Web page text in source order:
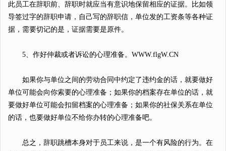
此员工在辞职前、辞职时就应当有意识地保留相应的证据。比如领
导签过字的辞职申请，自己写的辞职信，单位发的工资条等各种证
据，需要切记的是，证据需要是原件。
5、作好仲裁或者诉讼的心理准备。WWW.flgW.CN
如果你与单位之间的劳动合同中约定了违约金的话，就要做好
单位可能会向你索要的心理准备；如果你的档案存在单位的话，就
要做好单位可能会扣留档案的心理准备；如果你的社保关系在单位
的话，也要做好单位不给你办转的心理准备吧。
总之，辞职跳槽本身对于员工来说，是一个有风险的行为。在